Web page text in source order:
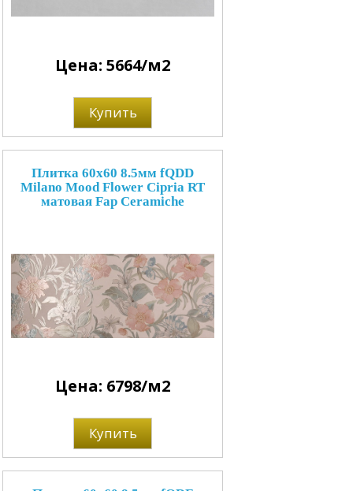
Цена: 5664/м2
Купить
Плитка 60x60 8.5мм fQDD
Milano Mood Flower Cipria RT
матовая Fap Ceramiche
Цена: 6798/м2
Купить